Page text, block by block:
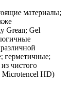
материалы;
Grean; Gel
герметичные;
чистого
Microtencel HD)